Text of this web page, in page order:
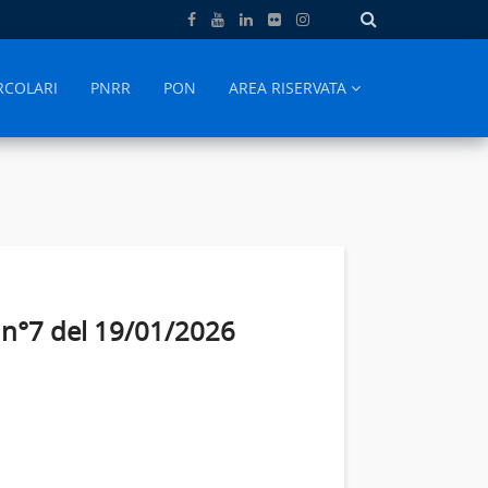
PNRR PON AREA RISERVATA
del 19/01/2026